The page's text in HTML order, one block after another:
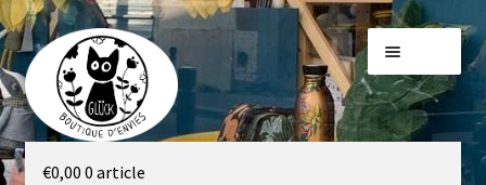
Aller
à
la
navigation
Aller
au
contenu
Galerie
€0,00 0 article